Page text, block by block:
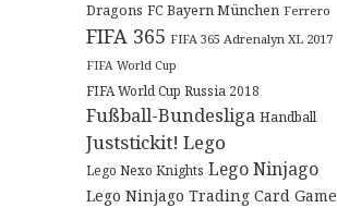
Dragons FC Bayern München Ferrero
FIFA 365 FIFA 365 Adrenalyn XL 2017
FIFA World Cup
FIFA World Cup Russia 2018
Fußball-Bundesliga Handball
Juststickit! Lego
Lego Nexo Knights Lego Ninjago
Lego Ninjago Trading Card Game